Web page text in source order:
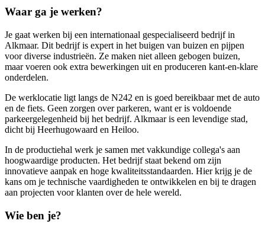
Waar ga je werken?
Je gaat werken bij een internationaal gespecialiseerd bedrijf in
Alkmaar. Dit bedrijf is expert in het buigen van buizen en pijpen
voor diverse industrieën. Ze maken niet alleen gebogen buizen,
maar voeren ook extra bewerkingen uit en produceren kant-en-klare
onderdelen.
De werklocatie ligt langs de N242 en is goed bereikbaar met de auto
en de fiets. Geen zorgen over parkeren, want er is voldoende
parkeergelegenheid bij het bedrijf. Alkmaar is een levendige stad,
dicht bij Heerhugowaard en Heiloo.
In de productiehal werk je samen met vakkundige collega's aan
hoogwaardige producten. Het bedrijf staat bekend om zijn
innovatieve aanpak en hoge kwaliteitsstandaarden. Hier krijg je de
kans om je technische vaardigheden te ontwikkelen en bij te dragen
aan projecten voor klanten over de hele wereld.
Wie ben je?